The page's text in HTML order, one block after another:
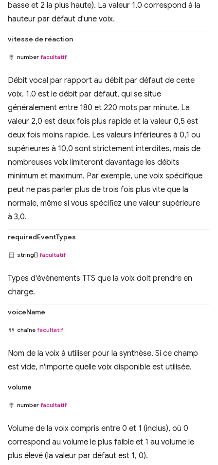
basse et 2 la plus haute). La valeur 1,0 correspond à la
hauteur par défaut d'une voix.
vitesse de réaction
number facultatif
Débit vocal par rapport au débit par défaut de cette
voix. 1.0 est le débit par défaut, qui se situe
généralement entre 180 et 220 mots par minute. La
valeur 2,0 est deux fois plus rapide et la valeur 0,5 est
deux fois moins rapide. Les valeurs inférieures à 0,1 ou
supérieures à 10,0 sont strictement interdites, mais de
nombreuses voix limiteront davantage les débits
minimum et maximum. Par exemple, une voix spécifique
peut ne pas parler plus de trois fois plus vite que la
normale, même si vous spécifiez une valeur supérieure
à 3,0.
requiredEventTypes
string[] facultatif
Types d'événements TTS que la voix doit prendre en
charge.
voiceName
chaîne facultatif
Nom de la voix à utiliser pour la synthèse. Si ce champ
est vide, n'importe quelle voix disponible est utilisée.
volume
number facultatif
Volume de la voix compris entre 0 et 1 (inclus), où 0
correspond au volume le plus faible et 1 au volume le
plus élevé (la valeur par défaut est 1, 0).